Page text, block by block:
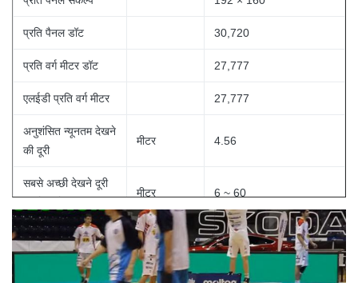
प्रति पैनल डॉट 30,720
प्रति वर्ग मीटर डॉट 27,777
एलईडी प्रति वर्ग मीटर 27,777
अनुशंसित न्यूनतम देखने
की दूरी
मीटर 4.56
सबसे अच्छी देखने दूरी
मीटर 6 ~ 60
रंग की 281 ट्रिलियन
ग्रे स्केल (रैखिक) स्तर प्रति रंग 65,536 स्तर